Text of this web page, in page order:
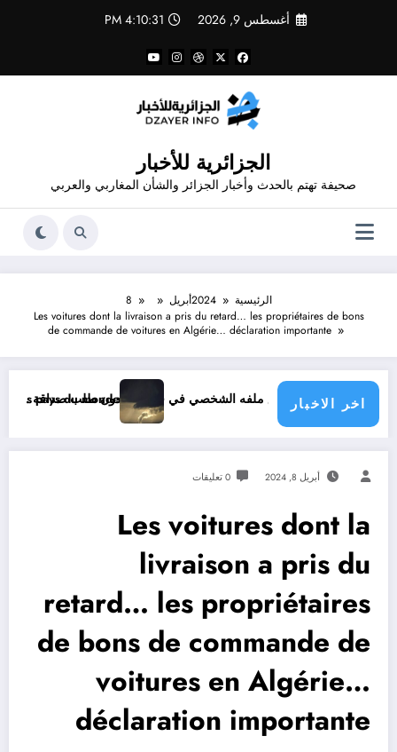
أغسطس 9, 2026 4:10:31 PM
الجزائرية للأخبار
صحيفة تهتم بالحدث وأخبار الجزائر والشأن المغاربي والعربي
الرئيسية 2024أبريل
8
Les voitures dont la livraison a pris du retard… les propriétaires de bons
de commande de voitures en Algérie… déclaration importante
اخر الاخبار
فيسبوك دون طلب صداقة .. الاطلاع على محتوى صفحة شخص اغلق ملفه الشخصي في فيسبوك دون طلب صداقة
menace les pays du monde
أبريل 8, 2024 0 تعليقات
Les voitures dont la
livraison a pris du
retard… les propriétaires
de bons de commande de
voitures en Algérie…
déclaration importante